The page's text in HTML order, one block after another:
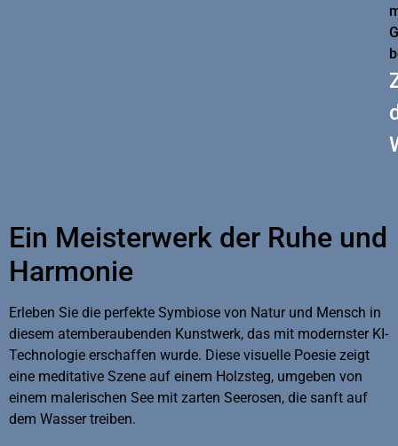
Ein Meisterwerk der Ruhe und
Harmonie
Erleben Sie die perfekte Symbiose von Natur und Mensch in
diesem atemberaubenden Kunstwerk, das mit modernster KI-
Technologie erschaffen wurde. Diese visuelle Poesie zeigt
eine meditative Szene auf einem Holzsteg, umgeben von
einem malerischen See mit zarten Seerosen, die sanft auf
dem Wasser treiben.